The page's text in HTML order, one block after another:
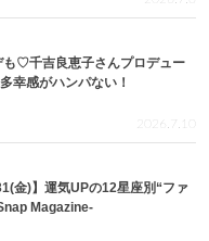
も♡千吉良恵子さんプロデュー
幸感がハンパない！
2026.7.10
金)】運気UPの12星座別“ファ
Magazine-